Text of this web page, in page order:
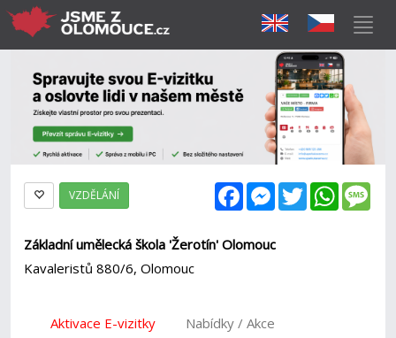
FacebookMessenger
Twitter
VZDĚLÁNÍ
Základní umělecká škola 'Žerotín' Olomouc
Kavaleristů 880/6, Olomouc
Aktivace E-vizitky Nabídky / Akce